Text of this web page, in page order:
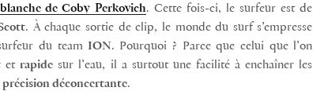
de Coby Perkovich. Cette fois-ci, le surfeur est de
. À chaque sortie de clip, le monde du surf s’empresse
du team ION. Pourquoi ? Parce que celui que l’on
etrapide sur l’eau, il a surtout une facilité à enchaîner les
précision déconcertante.